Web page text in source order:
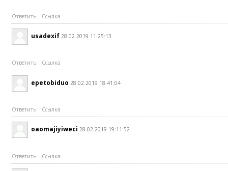
Ответить Ссылка
usadexif 28.02.2019 11:25:13
Ответить Ссылка
epetobiduo 28.02.2019 18:41:04
Ответить Ссылка
oaomajiyiweci 28.02.2019 19:11:52
Ответить Ссылка